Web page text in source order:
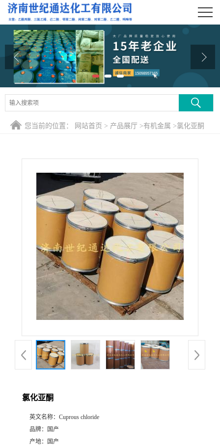
公司首页
公司介绍
公司动态
产品展厅
证书荣誉
您当前的位置： 网站首页 > 产品展厅 >有机金属 >氯化亚酮
氯化亚酮
英文名称： Cuprous chloride
品牌：
国产
产地：
国产